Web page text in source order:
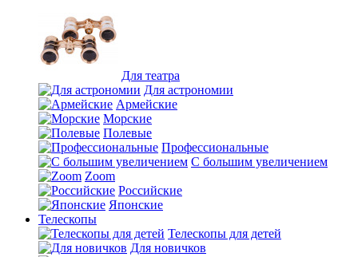
Для театра
Для астрономии
Армейские
Морские
Полевые
Профессиональные
С большим увеличением
Zoom
Российские
Японские
Телескопы
Телескопы для детей
Для новичков